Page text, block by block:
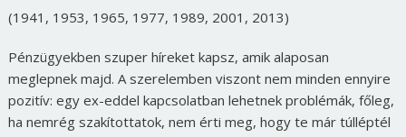
(1941, 1953, 1965, 1977, 1989, 2001, 2013)
Pénzügyekben szuper híreket kapsz, amik alaposan
meglepnek majd. A szerelemben viszont nem minden ennyire
pozitív: egy ex-eddel kapcsolatban lehetnek problémák, főleg,
ha nemrég szakítottatok, nem érti meg, hogy te már túlléptél